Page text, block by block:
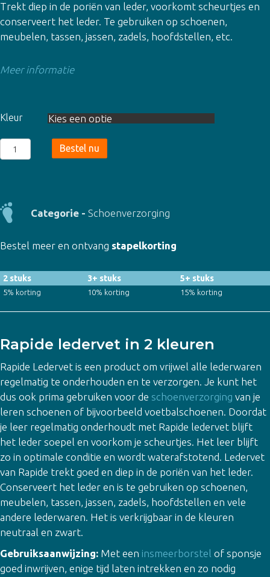
Trekt diep in de poriën van leder, voorkomt scheurtjes en
conserveert het leder. Te gebruiken op schoenen,
meubelen, tassen, jassen, zadels, hoofdstellen, etc.
Meer informatie
Kleur
Rapide
ledervet
Bestel nu
Categorie - Schoenverzorging
Bestel meer en ontvang stapelkorting
2 stuks 3+ stuks 5+ stuks
5% korting 10% korting 15% korting
Rapide ledervet in 2 kleuren
Rapide Ledervet is een product om vrijwel alle lederwaren
regelmatig te onderhouden en te verzorgen. Je kunt het
dus ook prima gebruiken voor de schoenverzorging van je
leren schoenen of bijvoorbeeld voetbalschoenen. Doordat
je leer regelmatig onderhoudt met Rapide ledervet blijft
het leder soepel en voorkom je scheurtjes. Het leer blijft
zo in optimale conditie en wordt waterafstotend. Ledervet
van Rapide trekt goed en diep in de poriën van het leder.
Conserveert het leder en is te gebruiken op schoenen,
meubelen, tassen, jassen, zadels, hoofdstellen en vele
andere lederwaren. Het is verkrijgbaar in de kleuren
neutraal en zwart.
Gebruiksaanwijzing: Met een insmeerborstel of sponsje
goed inwrijven, enige tijd laten intrekken en zo nodig